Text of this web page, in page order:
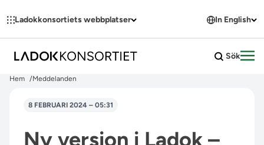
Ladokkonsortiets webbplatser In English
Sök
Hem Meddelanden
8 FEBRUARI 2024 – 05:31
Ny version i Ladok –